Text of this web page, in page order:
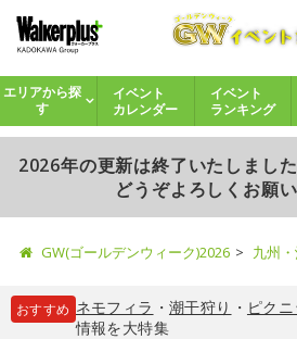
エリアから探
す
イベント
カレンダー
イベント
ランキング
2026年の更新は終了いたしまし
どうぞよろしくお願い
GW(ゴールデンウィーク)2026 九州
おすすめ ネモフィラ ・ 潮干狩り ・ ピク
情報を大特集